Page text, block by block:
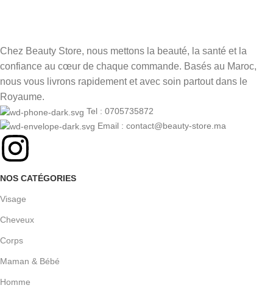
Chez Beauty Store, nous mettons la beauté, la santé et la
confiance au cœur de chaque commande. Basés au Maroc,
nous vous livrons rapidement et avec soin partout dans le
Royaume.
Tel : 0705735872
Email : contact@beauty-store.ma
NOS CATÉGORIES
Visage
Cheveux
Corps
Maman & Bébé
Homme